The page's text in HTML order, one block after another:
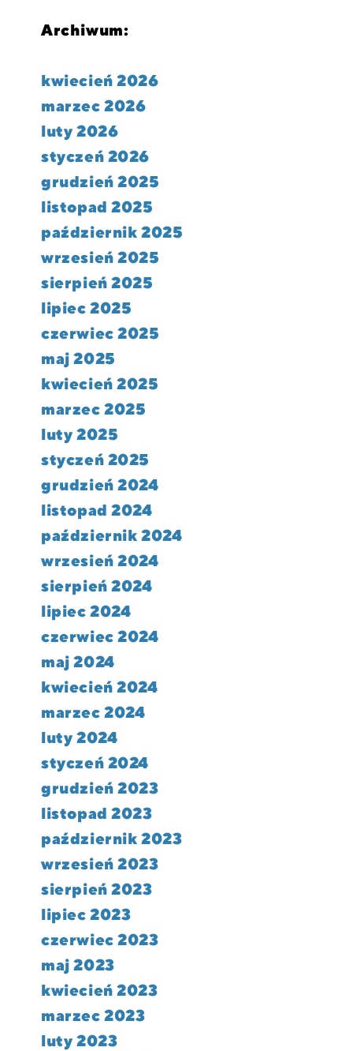
Archiwum:
kwiecień 2026
marzec 2026
luty 2026
styczeń 2026
grudzień 2025
listopad 2025
październik 2025
wrzesień 2025
sierpień 2025
lipiec 2025
czerwiec 2025
maj 2025
kwiecień 2025
marzec 2025
luty 2025
styczeń 2025
grudzień 2024
listopad 2024
październik 2024
wrzesień 2024
sierpień 2024
lipiec 2024
czerwiec 2024
maj 2024
kwiecień 2024
marzec 2024
luty 2024
styczeń 2024
grudzień 2023
listopad 2023
październik 2023
wrzesień 2023
sierpień 2023
lipiec 2023
czerwiec 2023
maj 2023
kwiecień 2023
marzec 2023
luty 2023